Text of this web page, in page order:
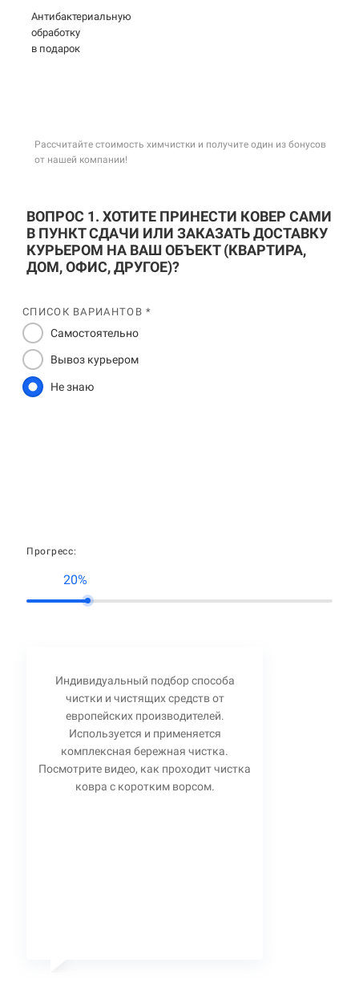
Антибактериальную
обработку
в подарок
Рассчитайте стоимость химчистки и получите один из бонусов
от нашей компании!
ВОПРОС 1. ХОТИТЕ ПРИНЕСТИ КОВЕР САМИ
В ПУНКТ СДАЧИ ИЛИ ЗАКАЗАТЬ ДОСТАВКУ
КУРЬЕРОМ НА ВАШ ОБЪЕКТ (КВАРТИРА,
ДОМ, ОФИС, ДРУГОЕ)?
СПИСОК ВАРИАНТОВ *
Самостоятельно
Вывоз курьером
Не знаю
Прогресс:
20%
Индивидуальный подбор способа
чистки и чистящих средств от
европейских производителей.
Используется и применяется
комплексная бережная чистка.
Посмотрите видео, как проходит чистка
ковра с коротким ворсом.